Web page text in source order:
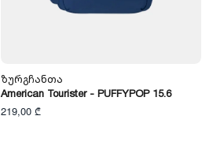
Ზურგჩანთა
American Tourister - PUFFYPOP 15.6
219,00 ₾